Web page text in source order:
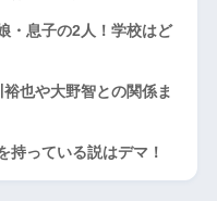
・息子の2人！学校はど
也や大野智との関係ま
持っている説はデマ！